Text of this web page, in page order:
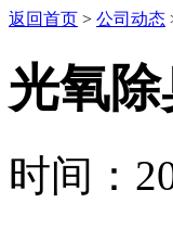
返回首页 > 公司动态
光氧
时间：